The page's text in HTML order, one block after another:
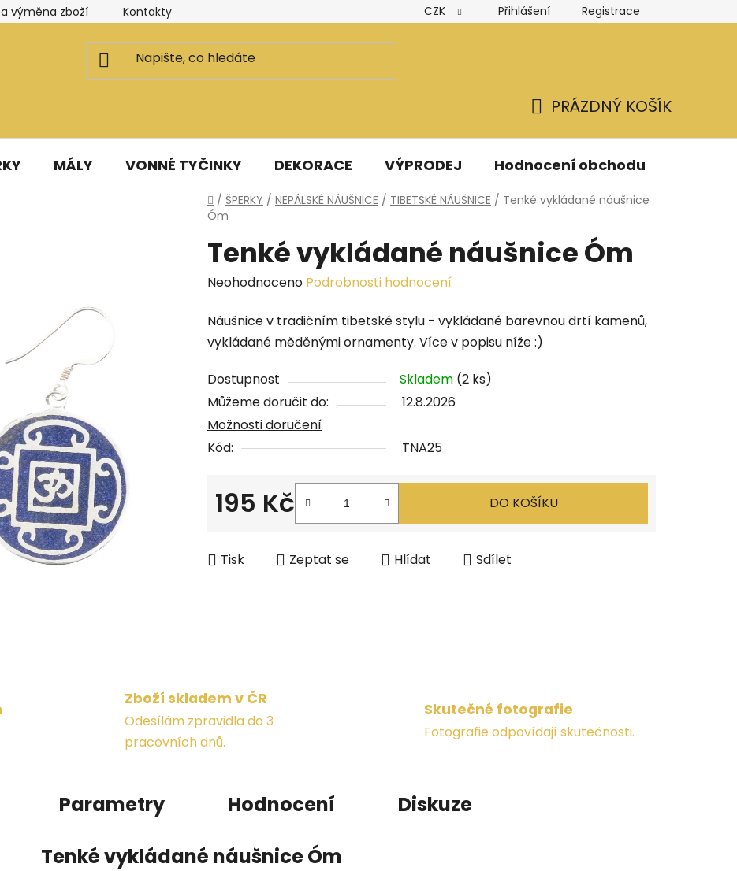
výměna zboží Kontakty Kancelář a ateliér Hodnocení obchodu Obchodní podmínky
CZK Přihlášení Registrace
KOŠÍK
PRÁZDNÝ KOŠÍK
MÁLY VONNÉ TYČINKY DEKORACE VÝPRODEJ Hodnocení obchodu
Domů
/ ŠPERKY / NEPÁLSKÉ NÁUŠNICE / TIBETSKÉ NÁUŠNICE / Tenké vykládané náušnice
Óm
Tenké vykládané náušnice Óm
Průměrné
produktu
je
z
5
hvězdiček.
Neohodnoceno Podrobnosti hodnocení
Náušnice v tradičním tibetské stylu - vykládané barevnou drtí kamenů,
vykládané měděnými ornamenty. Více v popisu níže :)
Dostupnost Skladem (2 ks)
Můžeme doručit do:
12.8.2026
Možnosti doručení
Kód:
TNA25
195 Kč DO KOŠÍKU
Tisk Zeptat se Hlídat Sdílet
Zboží skladem v ČR
Odesílám zpravidla do 3
pracovních dnů.
Skutečné fotografie
Fotografie odpovídají skutečnosti.
Parametry Hodnocení
Diskuze
Tenké vykládané náušnice Óm